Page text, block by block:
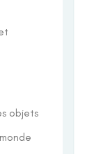
objets